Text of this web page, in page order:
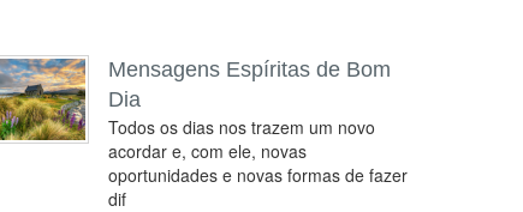
Mensagens Espíritas de Bom
Dia
Todos os dias nos trazem um novo
acordar e, com ele, novas
oportunidades e novas formas de fazer
dif